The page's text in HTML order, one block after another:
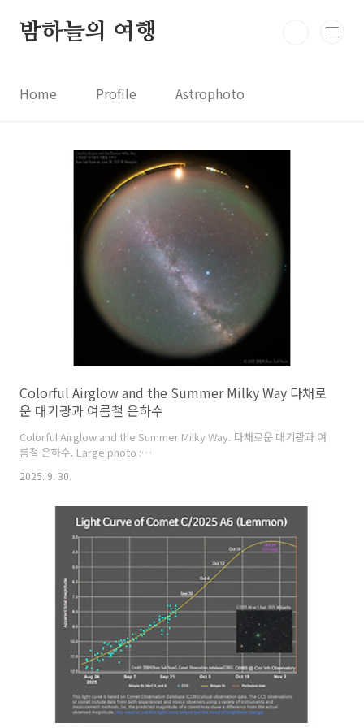
밤하늘의 여행
Home Profile Astrophoto
Astro News Comet News Astro Video
Astrophotography
Colorful Airglow and the Summer Milky Way 다채로
운 대기광과 여름철 은하수
Colorful Airglow and the Summer Milky Way. 다채로운 대기광과 여
름철 은하수. Large photo :
염범석. Bum-Suk Yeom. Taken by Bum-Suk Yeom (
Details: 17:54 UTC (02:54 June 28 KST) Nikon 8-15mm lens (at
8mm) with Sony A7RM3 camera, Manfrotto 055 tripod, Geratin
2025. 9. 30.